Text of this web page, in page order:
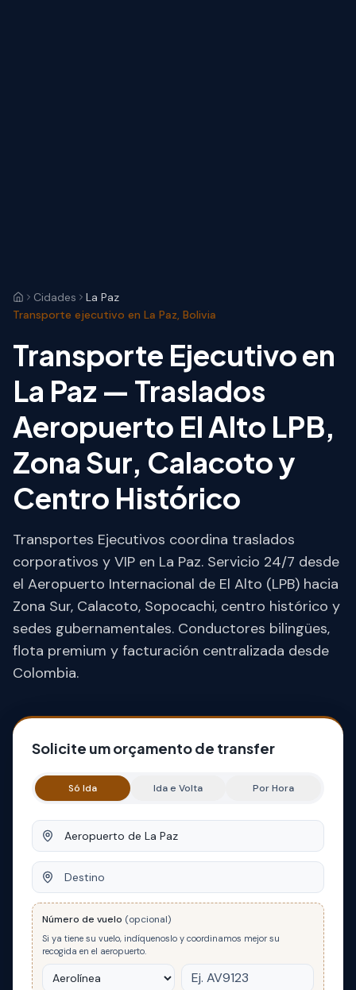
Cidades
La Paz
Transporte ejecutivo en La Paz, Bolivia
Transporte Ejecutivo en
La Paz — Traslados
Aeropuerto El Alto LPB,
Zona Sur, Calacoto y
Centro Histórico
Transportes Ejecutivos coordina traslados
corporativos y VIP en La Paz. Servicio 24/7 desde
el Aeropuerto Internacional de El Alto (LPB) hacia
Zona Sur, Calacoto, Sopocachi, centro histórico y
sedes gubernamentales. Conductores bilingües,
flota premium y facturación centralizada desde
Colombia.
Solicite um orçamento de transfer
Só Ida Ida e Volta Por Hora
Origem
Destino
Número de vuelo (opcional)
Si ya tiene su vuelo, indíquenoslo y coordinamos mejor su
recogida en el aeropuerto.